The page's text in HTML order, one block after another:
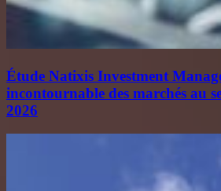
Étude Natixis Investment
incontournable des marchés au
2026